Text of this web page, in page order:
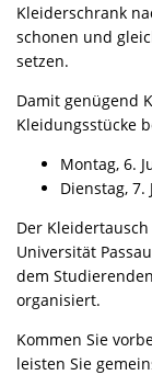
Kleiderschrank
schonen und
setzen.
Damit genügend
Kleidungsstücke
Montag, 6.
Dienstag, 7.
Der
Universität
dem
organisiert.
Kommen Sie
leisten Sie